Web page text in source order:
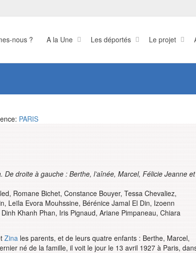
nous ? A la Une Les déportés Le projet
PARIS
De droite à gauche : Berthe, l’aînée, Marcel, Félicie Jeanne et
Romane Bichet, Constance Bouyer, Tessa Chevaliez,
Leïla Evora Mouhssine, Bérénice Jamal El Din, Izoenn
Khanh Phan, Iris Pignaud, Ariane Pimpaneau, Chiara
Zina les parents, et de leurs quatre enfants : Berthe, Marcel,
né de la famille, il voit le jour le 13 avril 1927 à Paris,